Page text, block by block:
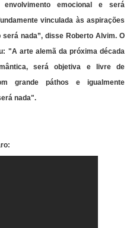
emocional e será
vinculada às aspirações
nada”, disse Roberto Alvim. O
"A arte alemã da próxima década
será objetiva e livre de
grande páthos e igualmente
nada".